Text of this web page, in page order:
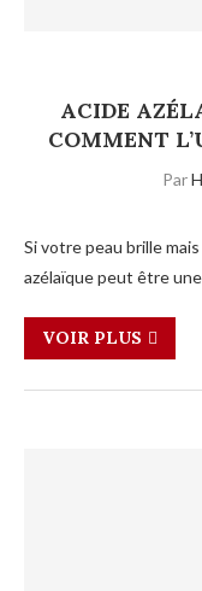
ACIDE
COMMENT
Par
Si votre peau brille
azélaïque peut être
VOIR PLUS